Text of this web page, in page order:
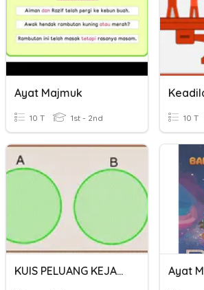
Ayat Majmuk
10 T 1st - 2nd 10 T
KUIS PELUANG KEJADIAN SALING BEBAS Ayat